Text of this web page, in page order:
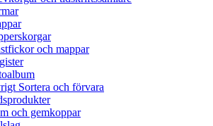
och mappar
Sortera och förvara
och gemkoppar